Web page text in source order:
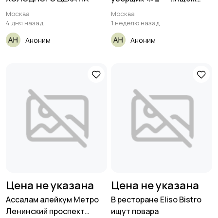
Москва
4 дня назад
Аноним
хозяюшек
Москва
1 неделю назад
Аноним
Цена не указана
Ассалам алейкум Метро
Ленинский проспект
Цена не указана
В ресторане Eliso Bistro
ищут повара